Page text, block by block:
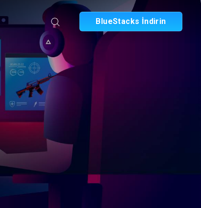
BlueStacks İndirin